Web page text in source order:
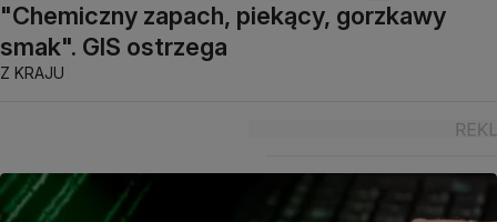
"Chemiczny zapach, piekący, gorzkawy
smak". GIS ostrzega
Z KRAJU